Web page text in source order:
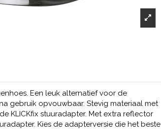
Een leuk alternatief voor de
gebruik opvouwbaar. Stevig materiaal met
KLICKfix stuuradapter. Met extra reflector
Kies de adapterversie die het beste